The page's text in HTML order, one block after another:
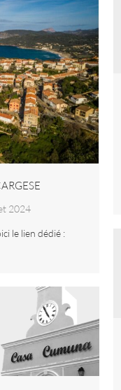
2024
le lien dédié :